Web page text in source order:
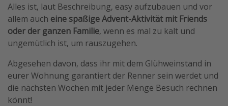
Alles ist, laut Beschreibung, easy aufzubauen und vor
allem auch eine spaßige Advent-Aktivität mit Friends
oder der ganzen Familie, wenn es mal zu kalt und
ungemütlich ist, um rauszugehen.
Abgesehen davon, dass ihr mit dem Glühweinstand in
eurer Wohnung garantiert der Renner sein werdet und
die nächsten Wochen mit jeder Menge Besuch rechnen
könnt!